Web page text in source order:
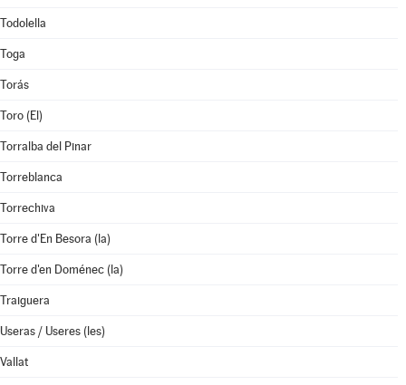
Todolella
Toga
Torás
Toro (El)
Torralba del Pinar
Torreblanca
Torrechiva
Torre d'En Besora (la)
Torre d'en Doménec (la)
Traiguera
Useras / Useres (les)
Vallat